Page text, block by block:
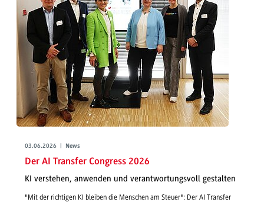
03.06.2026 | News
Der AI Transfer Congress 2026
KI verstehen, anwenden und verantwortungsvoll gestalten
"Mit der richtigen KI bleiben die Menschen am Steuer": Der AI Transfer